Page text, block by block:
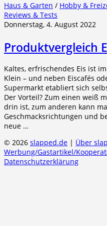
Haus & Garten / Hobby &
Reviews & Tests
Donnerstag, 4. August 2022
Produktvergleich
Kaltes, erfrischendes Eis ist
Klein – und neben Eiscafés
Supermarkt etabliert sich
Der Vorteil? Zum einen weiß
drin ist, zum anderen kann
Geschmacksrichtungen und
neue …
© 2026 slapped.de | Über
Werbung/Gastartikel/
Datenschutzerklärung